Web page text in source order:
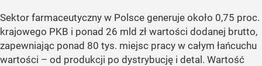
Sektor farmaceutyczny w Polsce generuje około 0,75 proc.
krajowego PKB i ponad 26 mld zł wartości dodanej brutto,
zapewniając ponad 80 tys. miejsc pracy w całym łańcuchu
wartości – od produkcji po dystrybucję i detal. Wartość